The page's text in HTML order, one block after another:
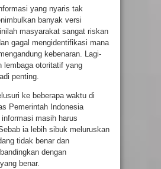
yang nyaris tak
banyak versi
masyarakat sangat riskan
gagal mengidentifikasi mana
kebenaran. Lagi-
lembaga otoritatif yang
penting.
ke beberapa waktu di
Pemerintah Indonesia
masih harus
ia lebih sibuk meluruskan
tidak benar dan
dengan
benar.